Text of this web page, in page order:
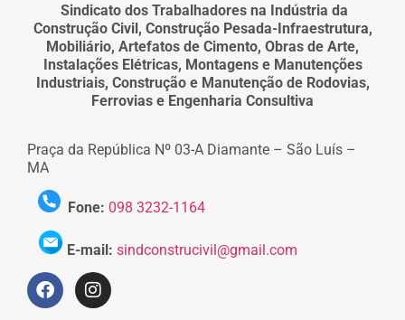
Sindicato dos Trabalhadores na Indústria da
Construção Civil, Construção Pesada-Infraestrutura,
Mobiliário, Artefatos de Cimento, Obras de Arte,
Instalações Elétricas, Montagens e Manutenções
Industriais, Construção e Manutenção de Rodovias,
Ferrovias e Engenharia Consultiva
Praça da República Nº 03-A Diamante – São Luís –
MA
Fone: 098 3232-1164
E-mail: sindconstrucivil@gmail.com